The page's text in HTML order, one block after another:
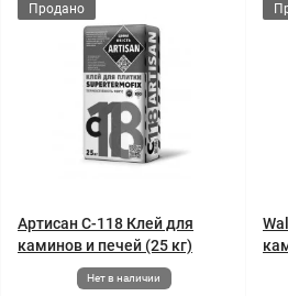
Продано
Артисан С-118 Клей для
каминов и печей (25 кг)
Нет в наличии